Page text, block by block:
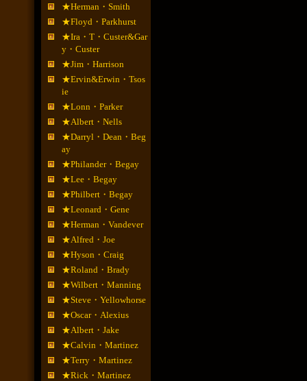
★Herman・Smith
★Floyd・Parkhurst
★Ira・T・Custer&Gar
y・Custer
★Jim・Harrison
★Ervin&Erwin・Tsos
ie
★Lonn・Parker
★Albert・Nells
★Darryl・Dean・Beg
ay
★Philander・Begay
★Lee・Begay
★Philbert・Begay
★Leonard・Gene
★Herman・Vandever
★Alfred・Joe
★Hyson・Craig
★Roland・Brady
★Wilbert・Manning
★Steve・Yellowhorse
★Oscar・Alexius
★Albert・Jake
★Calvin・Martinez
★Terry・Martinez
★Rick・Martinez